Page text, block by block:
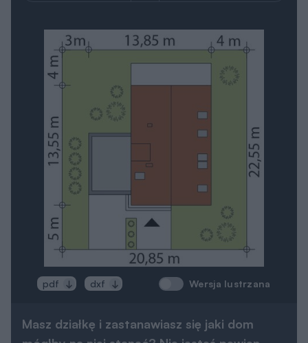
pdf dxf Wersja lustrzana
Masz działkę i zastanawiasz się jaki dom